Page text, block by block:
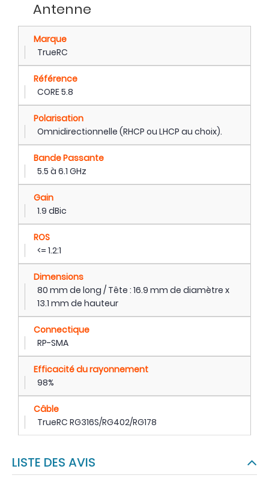
Antenne
Marque
TrueRC
Référence
CORE 5.8
Polarisation
Omnidirectionnelle (RHCP ou LHCP au choix).
Bande Passante
5.5 à 6.1 GHz
Gain
1.9 dBic
ROS
<= 1.2:1
Dimensions
80 mm de long / Tête : 16.9 mm de diamètre x
13.1 mm de hauteur
Connectique
RP-SMA
Efficacité du rayonnement
98%
Câble
TrueRC RG316S/RG402/RG178
LISTE DES AVIS